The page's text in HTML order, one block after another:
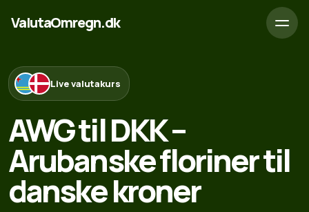
ValutaOmregn.dk
Live valutakurs
AWG til DKK –
Arubanske floriner til
danske kroner